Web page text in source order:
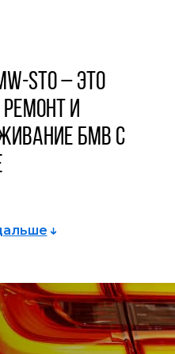
STO – это
и
БМВ с
–
с многолетним
открылся в Москве в
опыту и